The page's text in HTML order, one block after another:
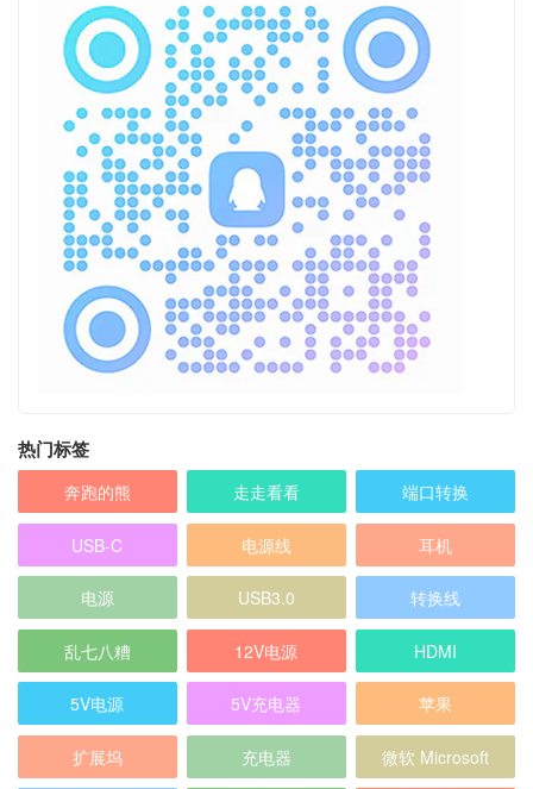
热门标签
奔跑的熊 走走看看 端口转换
USB-C 电源线 耳机
电源 USB3.0 转换线
乱七八糟 12V电源 HDMI
5V电源 5V充电器 苹果
扩展坞 充电器 微软 Microsoft